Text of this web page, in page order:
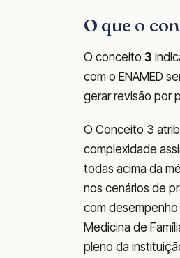
O que o
O conceito 3
com o ENAMED
gerar revisão por
O Conceito 3
complexidade
todas acima da
nos cenários de
com
Medicina de
pleno da